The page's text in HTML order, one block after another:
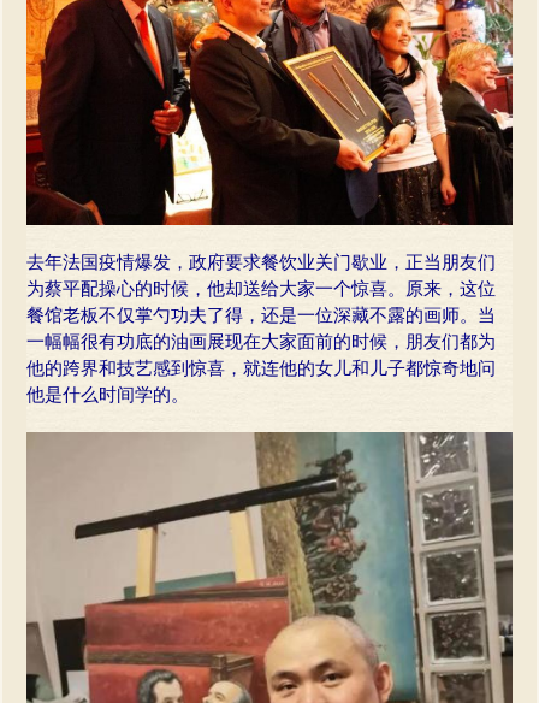
去年法国疫情爆发，政府要求餐饮业关门歇业，正当朋友们
为蔡平配操心的时候，他却送给大家一个惊喜。原来，这位
餐馆老板不仅掌勺功夫了得，还是一位深藏不露的画师。当
一幅幅很有功底的油画展现在大家面前的时候，朋友们都为
他的跨界和技艺感到惊喜，就连他的女儿和儿子都惊奇地问
他是什么时间学的。